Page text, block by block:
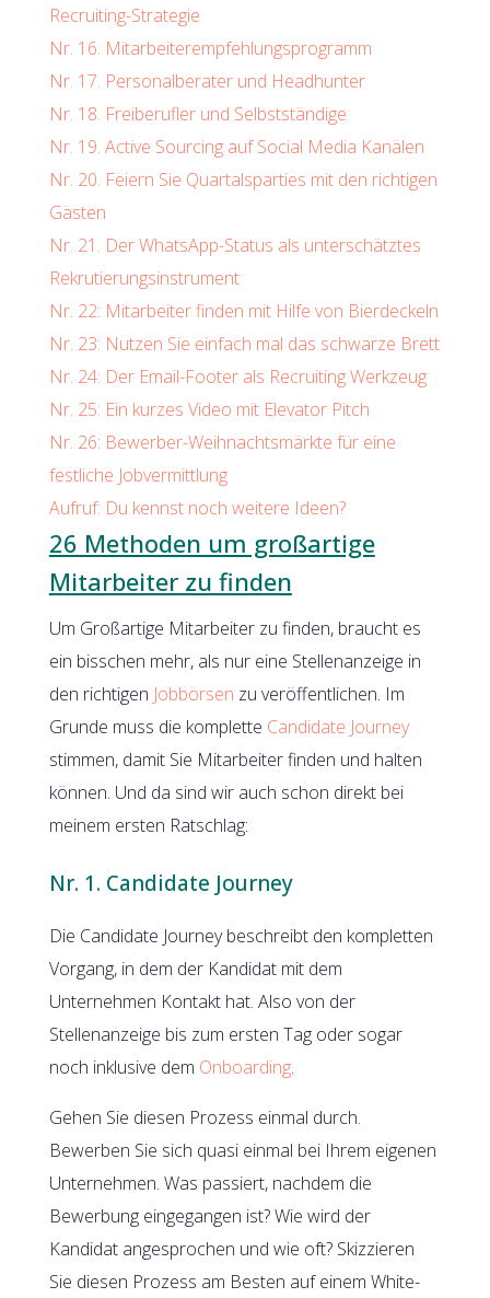
Recruiting-Strategie
Nr. 16. Mitarbeiterempfehlungsprogramm
Nr. 17. Personalberater und Headhunter
Nr. 18. Freiberufler und Selbstständige
Nr. 19. Active Sourcing auf Social Media Kanälen
Nr. 20. Feiern Sie Quartalsparties mit den richtigen
Gästen
Nr. 21. Der WhatsApp-Status als unterschätztes
Rekrutierungsinstrument
Nr. 22: Mitarbeiter finden mit Hilfe von Bierdeckeln
Nr. 23: Nutzen Sie einfach mal das schwarze Brett
Nr. 24: Der Email-Footer als Recruiting Werkzeug
Nr. 25: Ein kurzes Video mit Elevator Pitch
Nr. 26: Bewerber-Weihnachtsmärkte für eine
festliche Jobvermittlung
Aufruf: Du kennst noch weitere Ideen?
26 Methoden um großartige
Mitarbeiter zu finden
Um Großartige Mitarbeiter zu finden, braucht es
ein bisschen mehr, als nur eine Stellenanzeige in
den richtigen Jobbörsen zu veröffentlichen. Im
Grunde muss die komplette Candidate Journey
stimmen, damit Sie Mitarbeiter finden und halten
können. Und da sind wir auch schon direkt bei
meinem ersten Ratschlag:
Nr. 1. Candidate Journey
Die Candidate Journey beschreibt den kompletten
Vorgang, in dem der Kandidat mit dem
Unternehmen Kontakt hat. Also von der
Stellenanzeige bis zum ersten Tag oder sogar
noch inklusive dem Onboarding.
Gehen Sie diesen Prozess einmal durch.
Bewerben Sie sich quasi einmal bei Ihrem eigenen
Unternehmen. Was passiert, nachdem die
Bewerbung eingegangen ist? Wie wird der
Kandidat angesprochen und wie oft? Skizzieren
Sie diesen Prozess am Besten auf einem White-